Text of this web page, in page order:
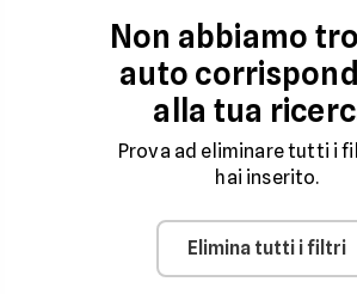
Non abbiamo
auto
alla tua
Prova ad eliminare tutti i
hai inserito.
Elimina tutti i filtri